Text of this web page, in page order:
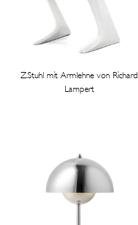
Z.Stuhl mit Armlehne von Richard
Lampert